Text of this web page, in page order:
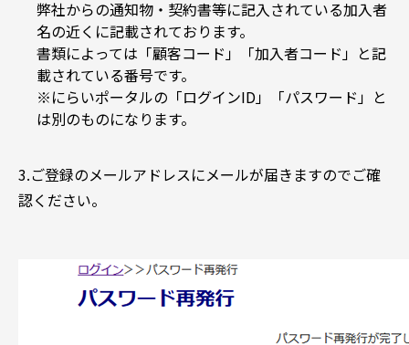
弊社からの通知物・契約書等に記入されている加入者
名の近くに記載されております。
書類によっては「顧客コード」「加入者コード」と記
載されている番号です。
※にらいポータルの「ログインID」「パスワード」と
は別のものになります。
3.ご登録のメールアドレスにメールが届きますのでご確
認ください。